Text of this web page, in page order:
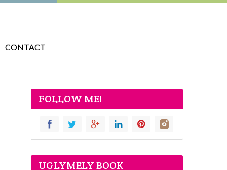
CONTACT
FOLLOW ME!
UGLYMELY BOOK